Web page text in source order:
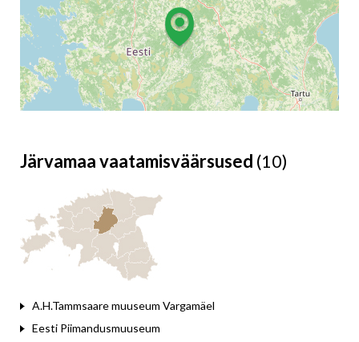
Järvamaa vaatamisväärsused (10)
A.H.Tammsaare muuseum Vargamäel
Eesti Piimandusmuuseum